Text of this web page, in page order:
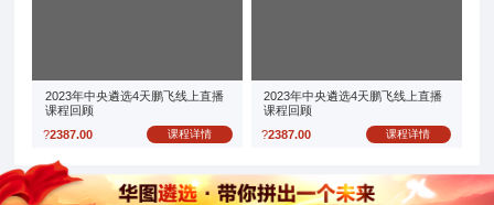
2023年中央遴选4天鹏飞线上直播
课程回顾
?2387.00 课程详情
2023年中央遴选4天鹏飞线上直播
课程回顾
?2387.00 课程详情